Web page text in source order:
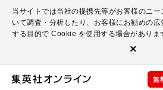
当サイトでは当社の提携先等がお客様のニー
いて調査・分析したり、お客様にお勧めの広
する目的で Cookie を使用する場合がありま
×
無